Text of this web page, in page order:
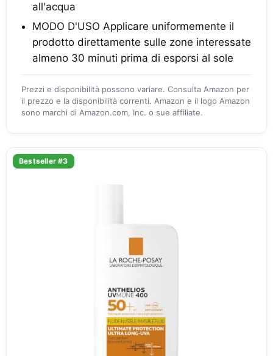
all'acqua
MODO D'USO Applicare uniformemente il
prodotto direttamente sulle zone interessate
almeno 30 minuti prima di esporsi al sole
Prezzi e disponibilità possono variare. Consulta Amazon per
il prezzo e la disponibilità correnti. Amazon e il logo Amazon
sono marchi di Amazon.com, Inc. o sue affiliate.
Bestseller #3